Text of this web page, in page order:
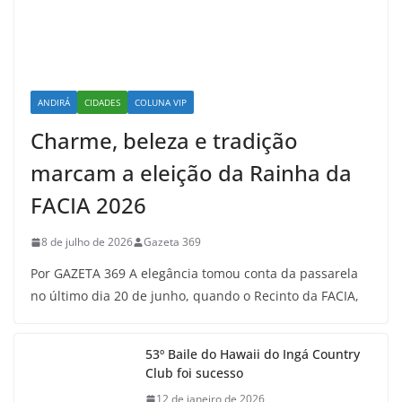
ANDIRÁ CIDADES COLUNA VIP
Charme, beleza e tradição
marcam a eleição da Rainha da
FACIA 2026
8 de julho de 2026 Gazeta 369
Por GAZETA 369 A elegância tomou conta da passarela
no último dia 20 de junho, quando o Recinto da FACIA,
53º Baile do Hawaii do Ingá Country
Club foi sucesso